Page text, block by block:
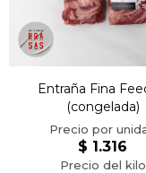
Entraña Fina
(congelada)
$ 1.316